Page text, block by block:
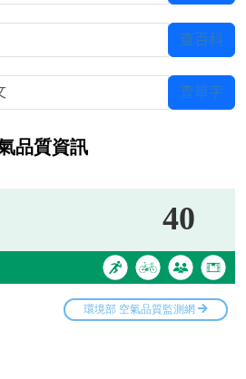
查百科
查單字